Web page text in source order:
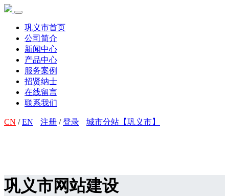
巩义市首页
公司简介
新闻中心
产品中心
服务案例
招贤纳士
在线留言
联系我们
CN /EN 注册 /登录 城市分站【巩义市】
巩义市网站建设